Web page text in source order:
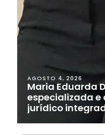
AGOSTO 4, 2026
Maria Eduarda
especializada
jurídico